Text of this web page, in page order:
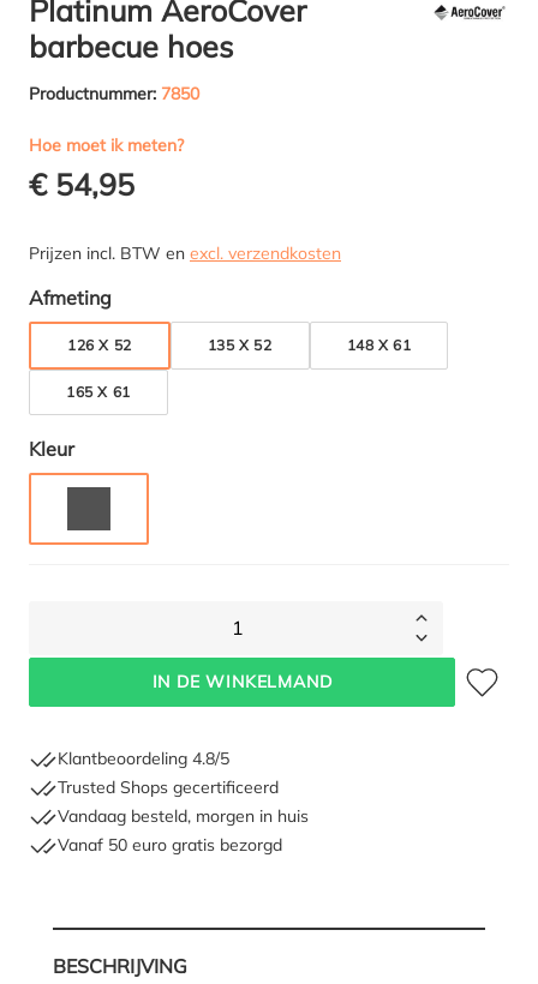
Platinum AeroCover
barbecue hoes
Productnummer: 7850
Hoe moet ik meten?
€ 54,95
Prijzen incl. BTW en excl. verzendkosten
Selecteer
Afmeting
126 X 52 135 X 52 148 X 61
165 X 61
Selecteer
Kleur
1
IN DE WINKELMAND
Klantbeoordeling 4.8/5
Trusted Shops gecertificeerd
Vandaag besteld, morgen in huis
Vanaf 50 euro gratis bezorgd
BESCHRIJVING